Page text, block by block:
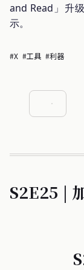
and Read」升
示。
#X #工具 #利器
S2E25 |